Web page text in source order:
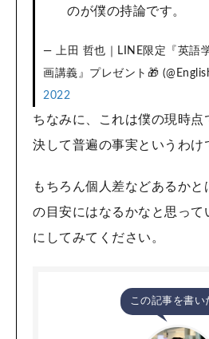
のが僕の持論です。
— 上田 哲也｜LINE限定『英語
画講義』プレゼント🎁
2022
ちなみに、これは僕の現時点
決して普遍の事実というわけ
もちろん個人差などあるか
の目安にはなるかなと思って
にしてみてください。
この記事を書い